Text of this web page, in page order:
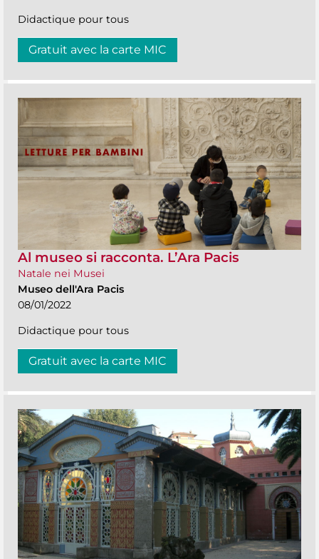
Didactique pour tous
Gratuit avec la carte MIC
Al museo si racconta. L’Ara Pacis
Natale nei Musei
Museo dell'Ara Pacis
08/01/2022
Didactique pour tous
Gratuit avec la carte MIC